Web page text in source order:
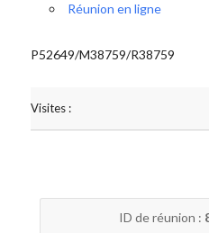
Réunion en ligne
P52649/M38759/R38759
Visites :
ID de réunion :